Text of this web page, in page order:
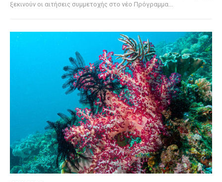
ξεκινούν οι αιτήσεις συμμετοχής στο νέο Πρόγραμμα...